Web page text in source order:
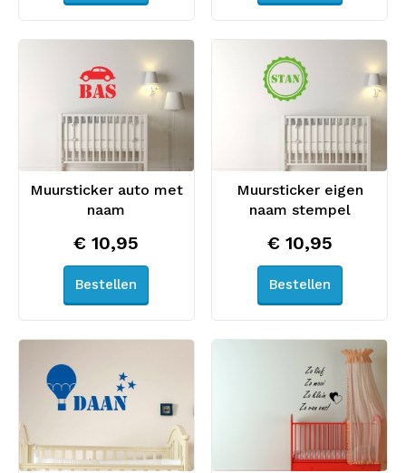
Muursticker auto met
naam
€ 10,95
Bestellen
Muursticker eigen
naam stempel
€ 10,95
Bestellen